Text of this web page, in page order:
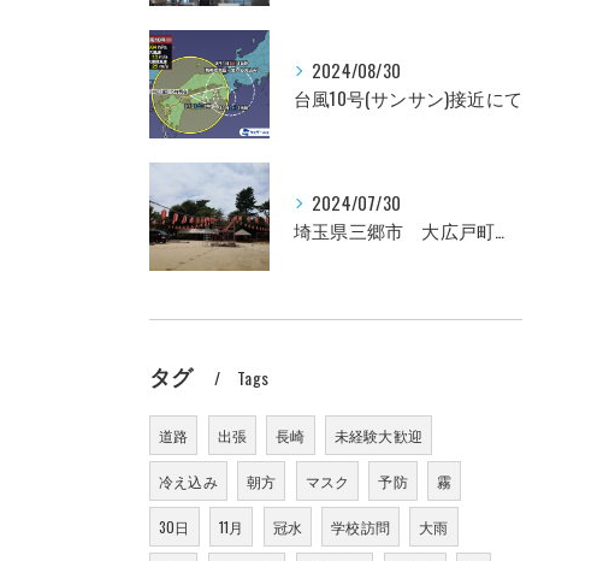
2024/08/30
台風10号(サンサン)接近にて
2024/07/30
埼玉県三郷市 大広戸町会納涼盆踊り大会のお知らせ 2024
タグ Tags
道路 出張 長崎 未経験大歓迎
冷え込み 朝方 マスク 予防 霧
30日 11月 冠水 学校訪問 大雨